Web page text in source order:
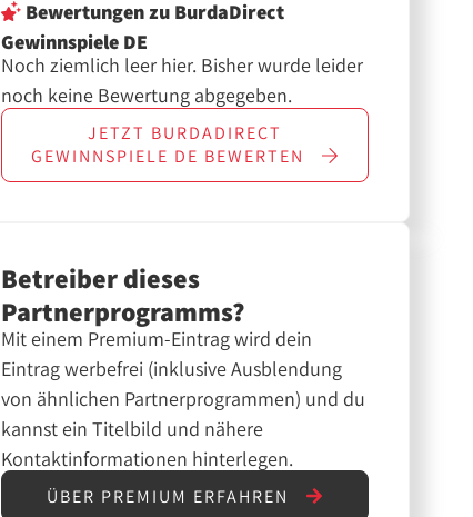
Bewertungenzu BurdaDirect
Gewinnspiele DE
Noch ziemlich leer hier. Bisher wurde leider
noch keine Bewertung abgegeben.
JETZT BURDADIRECT
GEWINNSPIELE DE BEWERTEN
Betreiber dieses
Partnerprogramms?
Mit einem Premium-Eintrag wird dein
Eintrag werbefrei (inklusive Ausblendung
von ähnlichen Partnerprogrammen) und du
kannst ein Titelbild und nähere
Kontaktinformationen hinterlegen.
ÜBER PREMIUM ERFAHREN